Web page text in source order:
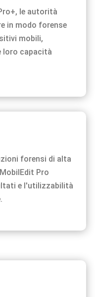
le autorità
in modo forense
mobili,
loro capacità
forensi di alta
Pro
e l'utilizzabilità